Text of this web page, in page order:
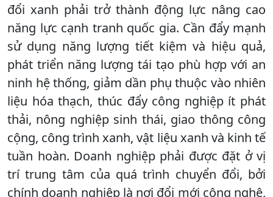
đổi xanh phải trở thành động lực nâng cao
năng lực cạnh tranh quốc gia. Cần đẩy mạnh
sử dụng năng lượng tiết kiệm và hiệu quả,
phát triển năng lượng tái tạo phù hợp với an
ninh hệ thống, giảm dần phụ thuộc vào nhiên
liệu hóa thạch, thúc đẩy công nghiệp ít phát
thải, nông nghiệp sinh thái, giao thông công
cộng, công trình xanh, vật liệu xanh và kinh tế
tuần hoàn. Doanh nghiệp phải được đặt ở vị
trí trung tâm của quá trình chuyển đổi, bởi
chính doanh nghiệp là nơi đổi mới công nghệ,